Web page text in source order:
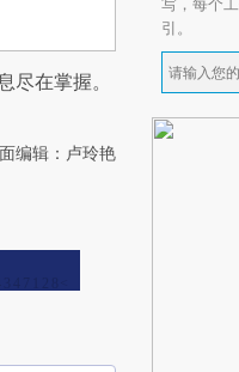
尽在掌握。
编辑：卢玲艳
引。